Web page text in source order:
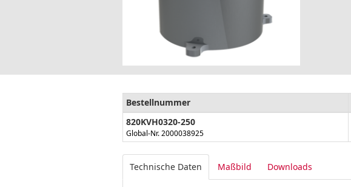
Bestellnummer
820KVH0320-250
Global-Nr. 2000038925
Technische Daten Maßbild Downloads